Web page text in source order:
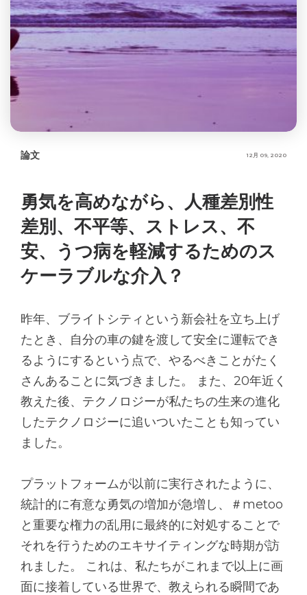
論文 12月 09, 2020
勇気を高めながら、人種差別性
差別、不平等、ストレス、不
安、うつ病を軽減するためのス
ケーラブルな介入？
昨年、ブライトシティという新会社を立ち上げ
たとき、自分の車の鍵を渡して安全に運転でき
るようにするという点で、やるべきことがたく
さんあることに気づきました。 また、20年近く
教えた後、テクノロジーが私たちの生来の進化
したテクノロジーに追いついたことも知ってい
ました。
プラットフォームが以前に実行されたように、
統計的に有意な勇気の増加が急増し、＃metoo
と重要な権力の乱用に最終的に対処することで
それを行うためのエキサイティングな時期が訪
れました。 これは、私たちがこれまで以上に画
面に接着している世界で、教えられる瞬間であ